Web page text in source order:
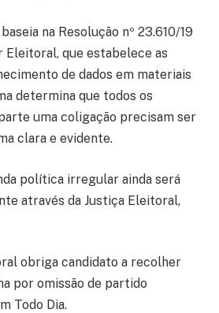
na Resolução nº 23.610/19
que estabelece as
de dados em materiais
determina que todos os
uma coligação precisam ser
clara e evidente.
política irregular ainda será
através da Justiça Eleitoral,
obriga candidato a recolher
por omissão de partido
Todo Dia.